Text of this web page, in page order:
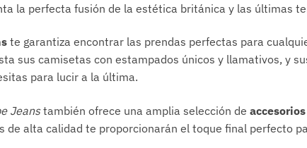
la perfecta fusión de la estética británica y las últimas
te garantiza encontrar las prendas perfectas para
sus camisetas con estampados únicos y llamativos, y
para lucir a la última.
Jeanstambién ofrece una amplia selección de accesorios
de alta calidad te proporcionarán el toque final perfecto